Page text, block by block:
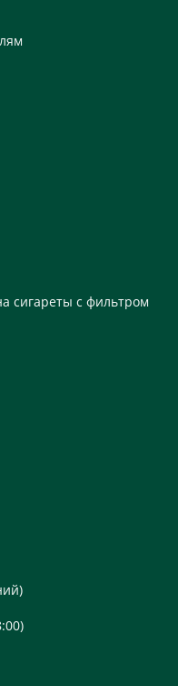
сигареты с фильтром